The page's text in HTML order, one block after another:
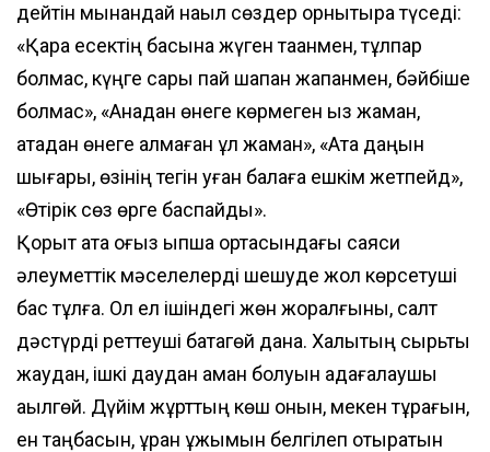
дейтін мынандай нақыл сөздер орнықтыра түседі:
«Қара есектің басына жүген таққанмен, тұлпар
болмас, күңге сары пай шапан жапқанмен, бәйбіше
болмас», «Анадан өнеге көрмеген қыз жаман,
атадан өнеге алмаған ұл жаман», «Ата даңқын
шығары, өзінің тегін қуған балаға ешкім жетпейд»,
«Өтірік сөз өрге баспайды».
Қорқыт ата оғыз қыпшақ ортасындағы саяси
әлеуметтік мәселелерді шешуде жол көрсетуші
бас тұлға. Ол ел ішіндегі жөн жоралғыны, салт
дәстүрді реттеуші батагөй дана. Халықтың сырьтқы
жаудан, ішкі даудан аман болуын қадағалаушы
ақылгөй. Дүйім жұрттың көш қонын, мекен тұрағын,
ен таңбасын, ұран ұжымын белгілеп отыратын